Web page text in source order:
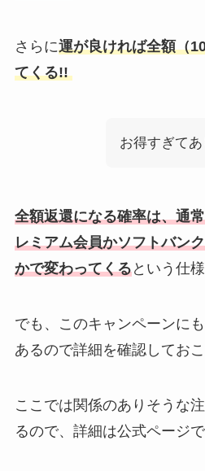
さらに運が良ければ全額（
てくる!!
お得すぎて
全額返還になる確率は、通
レミアム会員かソフトバン
かで変わってくるという仕様
でも、このキャンペーンに
あるので詳細を確認しておこ
ここでは関係のありそうな
るので、詳細は公式ページ